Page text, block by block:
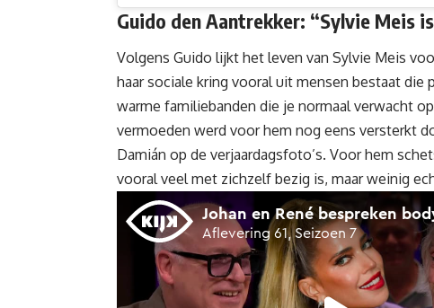
Guido den Aantrekker: “Sylvie Meis
Volgens Guido lijkt het leven van Sylvie Meis
haar sociale kring vooral uit mensen bestaat die
warme familiebanden die je normaal verwacht
vermoeden werd voor hem nog eens versterkt
Damián op de verjaardagsfoto’s. Voor hem
vooral veel met zichzelf bezig is, maar weinig